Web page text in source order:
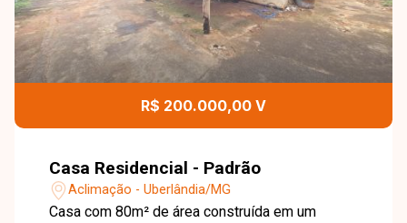
R$ 200.000,00 V
Casa Residencial - Padrão
Aclimação - Uberlândia/MG
Casa com 80m² de área construída em um